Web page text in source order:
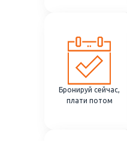
Бронируй сейчас,
плати потом